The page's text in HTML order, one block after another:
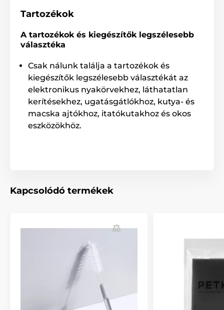
Tartozékok
A tartozékok és kiegészítők legszélesebb
választéka
Csak nálunk találja a tartozékok és
kiegészítők legszélesebb választékát az
elektronikus nyakörvekhez, láthatatlan
kerítésekhez, ugatásgátlókhoz, kutya- és
macska ajtókhoz, itatókutakhoz és okos
eszközökhöz.
Kapcsolódó termékek